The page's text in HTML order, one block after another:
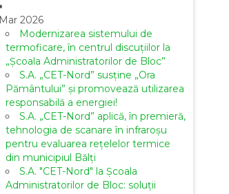
Mar 2026
Modernizarea sistemului de
termoficare, în centrul discuțiilor la
„Școala Administratorilor de Bloc”
S.A. „CET-Nord” susține „Ora
Pământului” și promovează utilizarea
responsabilă a energiei!
S.A. „CET-Nord” aplică, în premieră,
tehnologia de scanare în infraroșu
pentru evaluarea rețelelor termice
din municipiul Bălți
S.A. "CET-Nord" la Școala
Administratorilor de Bloc: soluții